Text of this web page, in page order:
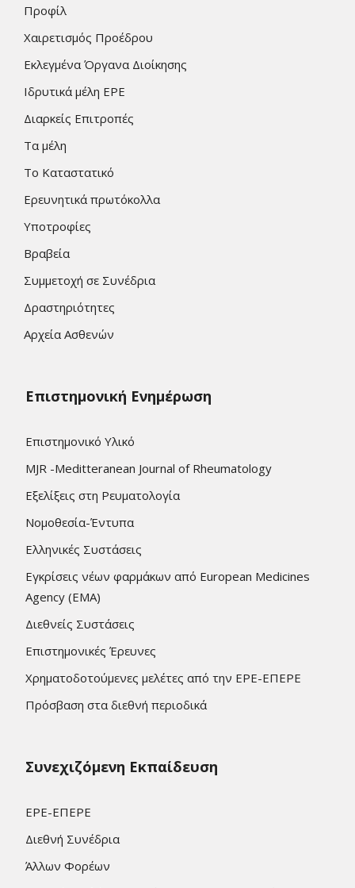
Προφίλ
Χαιρετισμός Προέδρου
Εκλεγμένα Όργανα Διοίκησης
Ιδρυτικά μέλη ΕΡΕ
Διαρκείς Επιτροπές
Τα μέλη
Το Καταστατικό
Ερευνητικά πρωτόκολλα
Υποτροφίες
Βραβεία
Συμμετοχή σε Συνέδρια
Δραστηριότητες
Αρχεία Ασθενών
Επιστημονική Ενημέρωση
Επιστημονικό Υλικό
MJR -Meditteranean Journal of Rheumatology
Εξελίξεις στη Ρευματολογία
Νομοθεσία-Έντυπα
Ελληνικές Συστάσεις
Εγκρίσεις νέων φαρμάκων από European Medicines
Agency (EMA)
Διεθνείς Συστάσεις
Επιστημονικές Έρευνες
Χρηματοδοτούμενες μελέτες από την ΕΡΕ-ΕΠΕΡΕ
Πρόσβαση στα διεθνή περιοδικά
Συνεχιζόμενη Εκπαίδευση
ΕΡΕ-ΕΠΕΡΕ
Διεθνή Συνέδρια
Άλλων Φορέων